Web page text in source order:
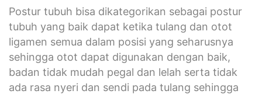
Postur tubuh bisa dikategorikan sebagai postur
tubuh yang baik dapat ketika tulang dan otot
ligamen semua dalam posisi yang seharusnya
sehingga otot dapat digunakan dengan baik,
badan tidak mudah pegal dan lelah serta tidak
ada rasa nyeri dan sendi pada tulang sehingga